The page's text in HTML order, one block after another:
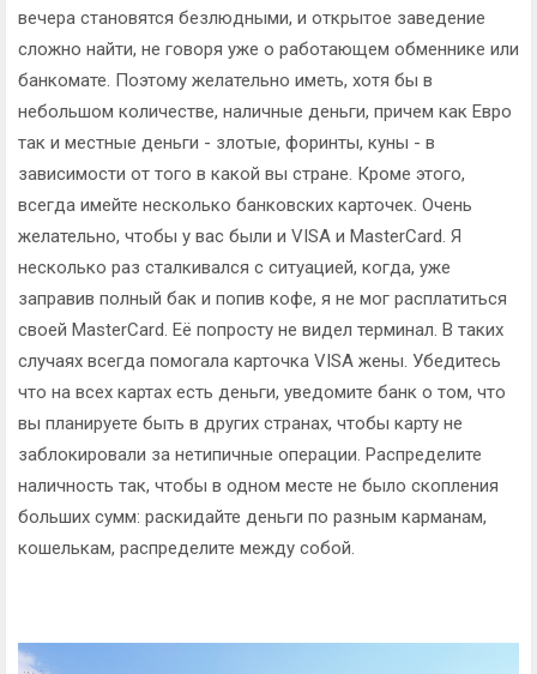
вечера становятся безлюдными, и открытое заведение
сложно найти, не говоря уже о работающем обменнике или
банкомате. Поэтому желательно иметь, хотя бы в
небольшом количестве, наличные деньги, причем как Евро
так и местные деньги - злотые, форинты, куны - в
зависимости от того в какой вы стране. Кроме этого,
всегда имейте несколько банковских карточек. Очень
желательно, чтобы у вас были и VISA и MasterCard. Я
несколько раз сталкивался с ситуацией, когда, уже
заправив полный бак и попив кофе, я не мог расплатиться
своей MasterCard. Её попросту не видел терминал. В таких
случаях всегда помогала карточка VISA жены. Убедитесь
что на всех картах есть деньги, уведомите банк о том, что
вы планируете быть в других странах, чтобы карту не
заблокировали за нетипичные операции. Распределите
наличность так, чтобы в одном месте не было скопления
больших сумм: раскидайте деньги по разным карманам,
кошелькам, распределите между собой.